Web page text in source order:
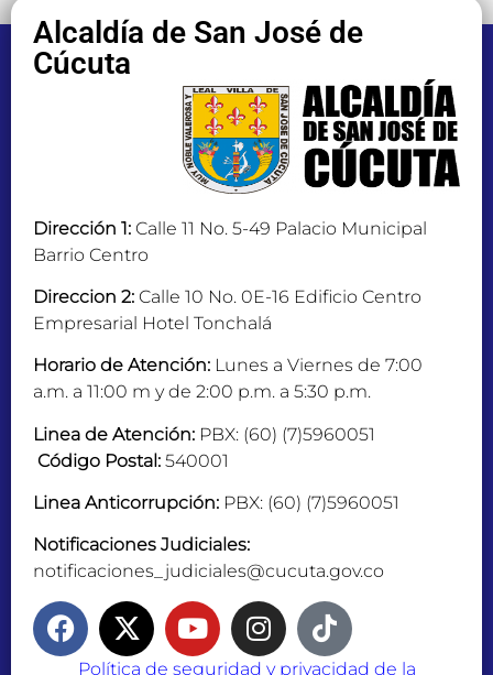
Alcaldía de San José de
Cúcuta
Dirección 1: Calle 11 No. 5-49 Palacio Municipal
Barrio Centro
Direccion 2: Calle 10 No. 0E-16 Edificio Centro
Empresarial Hotel Tonchalá
Horario de Atención: Lunes a Viernes de 7:00
a.m. a 11:00 m y de 2:00 p.m. a 5:30 p.m.
Linea de Atención: PBX: (60) (7)5960051
Código Postal: 540001
Linea Anticorrupción: PBX: (60) (7)5960051
Notificaciones Judiciales:
notificaciones_judiciales@cucuta.gov.co
Política de seguridad y privacidad de la